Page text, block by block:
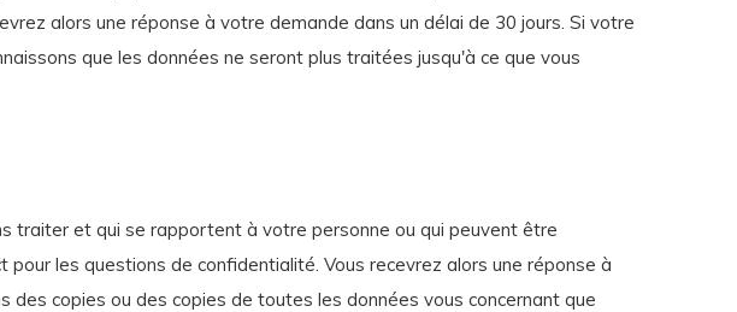
alors une réponse à votre demande dans un délai de 30 jours. Si votre
que les données ne seront plus traitées jusqu'à ce que vous
traiter et qui se rapportent à votre personne ou qui peuvent être
les questions de confidentialité. Vous recevrez alors une réponse à
copies ou des copies de toutes les données vous concernant que